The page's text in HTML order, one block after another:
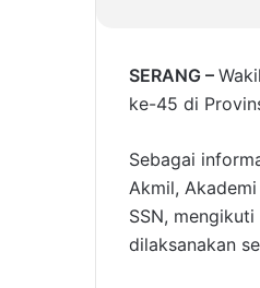
SERANG –
ke-45 di
Sebagai
Akmil,
SSN,
dilaksanakan